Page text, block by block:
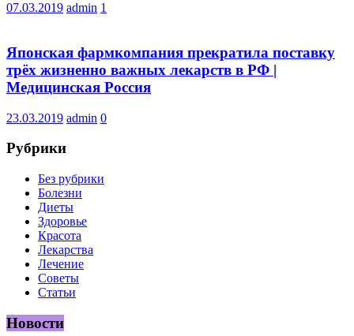
07.03.2019 admin 1
Японская фармкомпания прекратила поставку
трёх жизненно важных лекарств в РФ |
Медицинская Россия
23.03.2019 admin 0
Рубрики
Без рубрики
Болезни
Диеты
Здоровье
Красота
Лекарства
Лечение
Советы
Статьи
Новости